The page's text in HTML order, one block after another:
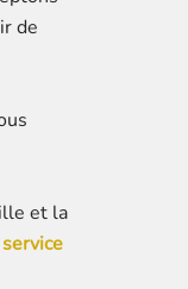
de
et la